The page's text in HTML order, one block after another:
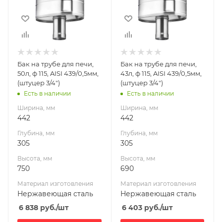
Высота, мм
750
Материал
Нержавеющая
сталь
Диаметр дымохода,
мм
Производитель
Бак на трубе для печи,
50л, ф 115, AISI 439/0,5мм,
(штуцер 3/4")
Есть в наличии
Ширина, мм
442
Глубина, мм
305
Высота, мм
750
Материал изготовления
Нержавеющая сталь
6 838 руб./шт
Высота, мм
690
Материал
Нержавеющая
сталь
Диаметр дымохода,
мм
Производитель
Бак на трубе для печи,
43л, ф 115, AISI 439/0,5мм,
(штуцер 3/4")
Есть в наличии
Ширина, мм
442
Глубина, мм
305
Высота, мм
690
Материал изготовления
Нержавеющая сталь
6 403руб./шт